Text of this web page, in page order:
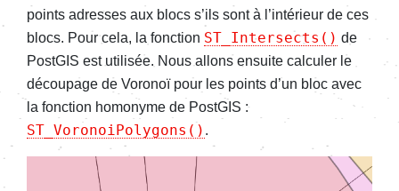
points adresses aux blocs s’ils sont à l’intérieur de ces
blocs. Pour cela, la fonction ST_Intersects() de
PostGIS est utilisée. Nous allons ensuite calculer le
découpage de Voronoï pour les points d’un bloc avec
la fonction homonyme de PostGIS :
ST_VoronoiPolygons() .